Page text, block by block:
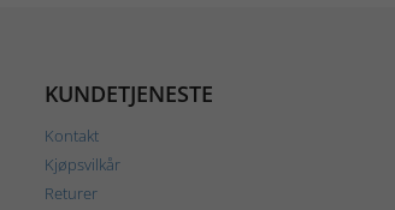
KUNDETJENESTE
Kontakt
Kjøpsvilkår
Returer